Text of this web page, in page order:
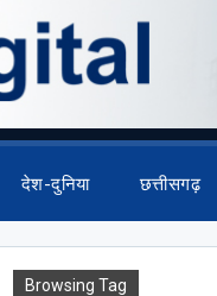
देश-दुनिया छत्तीसगढ़
Browsing Tag